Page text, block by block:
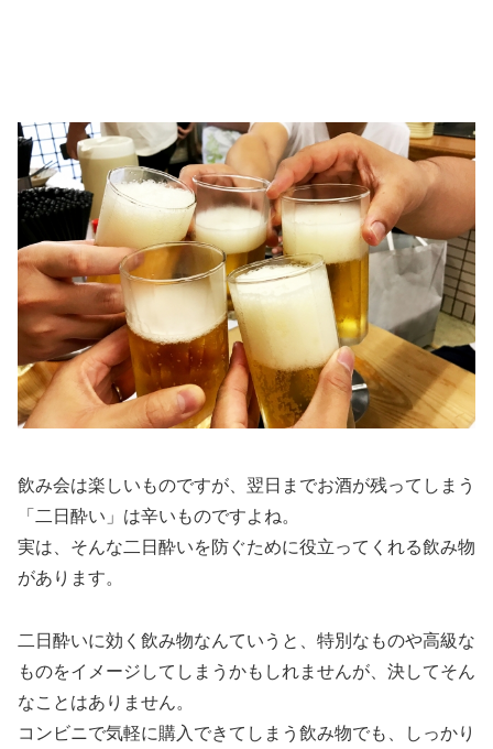
飲み会は楽しいものですが、翌日までお酒が残ってしまう
「二日酔い」は辛いものですよね。
実は、そんな二日酔いを防ぐために役立ってくれる飲み物
があります。
二日酔いに効く飲み物なんていうと、特別なものや高級な
ものをイメージしてしまうかもしれませんが、決してそん
なことはありません。
コンビニで気軽に購入できてしまう飲み物でも、しっかり